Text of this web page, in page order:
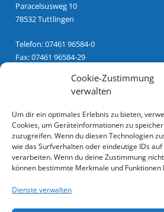
Cookie-Zustimmung
verwalten
Um dir ein optimales Erlebnis zu bieten,
Cookies, um Geräteinformationen zu
zuzugreifen. Wenn du diesen Technologien
wie das Surfverhalten oder eindeutige IDs
verarbeiten. Wenn du deine Zustimmung
können bestimmte Merkmale und
Dienste verwalten
Paracelsusweg 10
78532 Tuttlingen
Telefon: 07461 96584-0
Fax: 07461 96584-29
IBAN:
Volksbank